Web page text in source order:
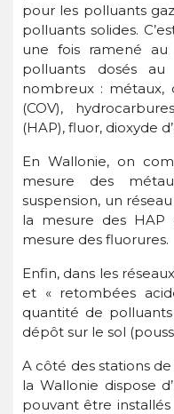
pour les polluants
polluants solides.
une fois ramené au
polluants dosés
nombreux : métaux,
(COV),
(HAP), fluor, dioxyde
En Wallonie, on
mesure des
suspension, un
la mesure des
mesure des fluorures.
Enfin, dans les
et « retombées
quantité de
dépôt sur le sol
A côté des stations
la Wallonie dispose
pouvant être